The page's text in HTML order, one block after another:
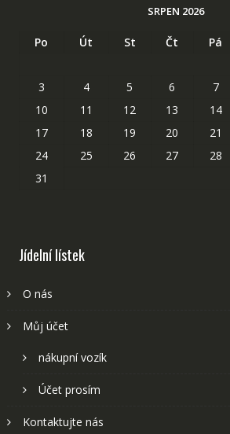
SRPEN 2026
Po Út St Čt Pá
3
4 5 6 7
10
11 12 13 14
17
18 19 20 21
24
25 26 27 28
31
Jídelní lístek
O nás
Můj účet
nákupní vozík
Účet prosím
Kontaktujte nás